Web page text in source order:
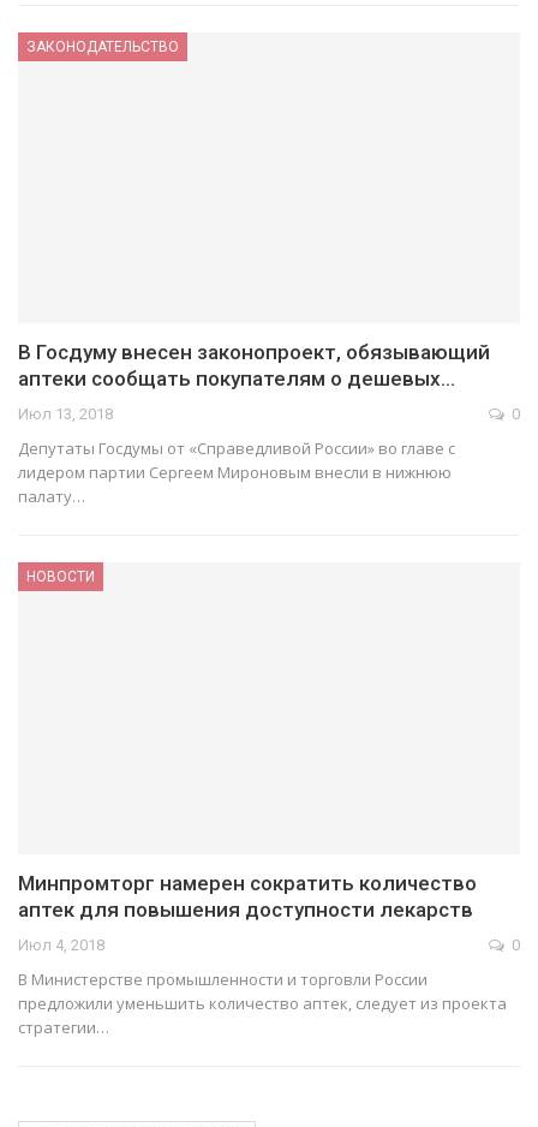
ЗАКОНОДАТЕЛЬСТВО
В Госдуму внесен законопроект, обязывающий
аптеки сообщать покупателям о дешевых…
Июл 13, 2018 0
Депутаты Госдумы от «Справедливой России» во главе с
лидером партии Сергеем Мироновым внесли в нижнюю
палату…
НОВОСТИ
Минпромторг намерен сократить количество
аптек для повышения доступности лекарств
Июл 4, 2018 0
В Министерстве промышленности и торговли России
предложили уменьшить количество аптек, следует из проекта
стратегии…